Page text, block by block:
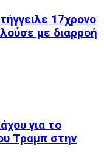
17χρονο
με διαρροή
για το
Τραμπ στην